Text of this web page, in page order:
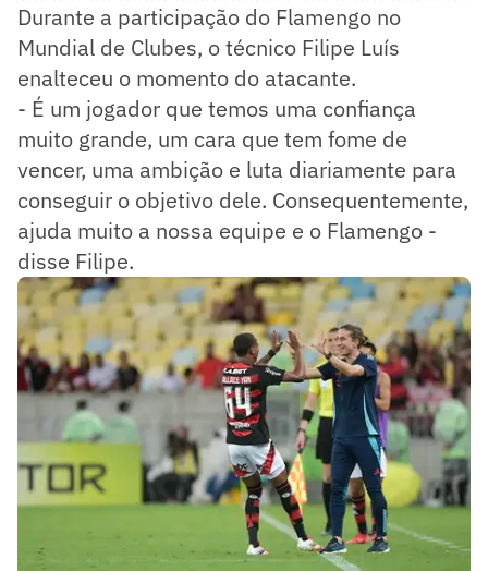
Durante a participação do Flamengo no
Mundial de Clubes, o técnico Filipe Luís
enalteceu o momento do atacante.
- É um jogador que temos uma confiança
muito grande, um cara que tem fome de
vencer, uma ambição e luta diariamente para
conseguir o objetivo dele. Consequentemente,
ajuda muito a nossa equipe e o Flamengo -
disse Filipe.